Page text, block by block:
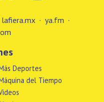
lafiera.mx · ya.fm ·
Deportes
del Tiempo